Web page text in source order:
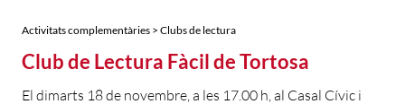
Activitats complementàries > Clubs de lectura
Club de Lectura Fàcil de Tortosa
El dimarts 18 de novembre, a les 17.00 h, al Casal Cívic i